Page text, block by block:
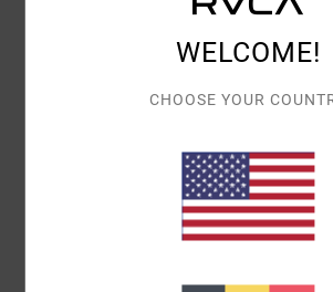
motifs imprimés à
avec détails brodés en chenille
[Matière principale]
WELCOME!
CHOOSE YOUR